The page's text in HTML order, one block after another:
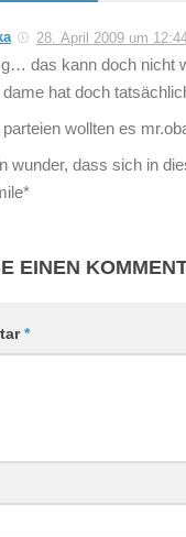
28. April 2009 um
das kann doch nicht
dame hat doch
parteien wollten es
wunder, dass sich in
EINEN
*